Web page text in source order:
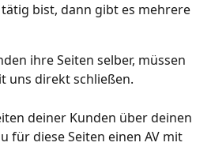
bist, dann gibt es mehrere
ihre Seiten selber, müssen
uns direkt schließen.
deiner Kunden über deinen
für diese Seiten einen AV mit